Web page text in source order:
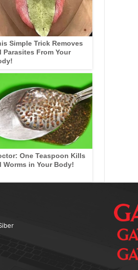
Simple Trick Removes
Parasites From Your
One Teaspoon Kills
Worms in Your Body!